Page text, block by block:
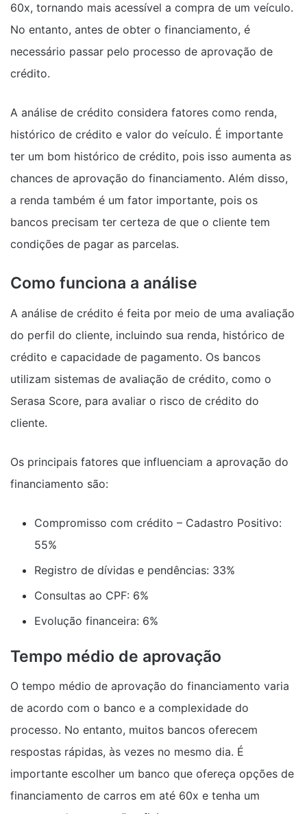
60x, tornando mais acessível a compra de um veículo.
No entanto, antes de obter o financiamento, é
necessário passar pelo processo de aprovação de
crédito.
A análise de crédito considera fatores como renda,
histórico de crédito e valor do veículo. É importante
ter um bom histórico de crédito, pois isso aumenta as
chances de aprovação do financiamento. Além disso,
a renda também é um fator importante, pois os
bancos precisam ter certeza de que o cliente tem
condições de pagar as parcelas.
Como funciona a análise
A análise de crédito é feita por meio de uma avaliação
do perfil do cliente, incluindo sua renda, histórico de
crédito e capacidade de pagamento. Os bancos
utilizam sistemas de avaliação de crédito, como o
Serasa Score, para avaliar o risco de crédito do
cliente.
Os principais fatores que influenciam a aprovação do
financiamento são:
Compromisso com crédito – Cadastro Positivo:
55%
Registro de dívidas e pendências: 33%
Consultas ao CPF: 6%
Evolução financeira: 6%
Tempo médio de aprovação
O tempo médio de aprovação do financiamento varia
de acordo com o banco e a complexidade do
processo. No entanto, muitos bancos oferecem
respostas rápidas, às vezes no mesmo dia. É
importante escolher um banco que ofereça opções de
financiamento de carros em até 60x e tenha um